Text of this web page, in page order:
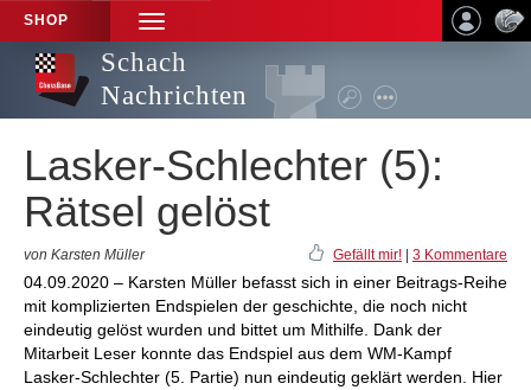
SHOP
TOGGLE
NAVIGATION
Schach
Nachrichten
Lasker-Schlechter (5):
Rätsel gelöst
von Karsten Müller Gefällt mir! 3 Kommentare
04.09.2020 – Karsten Müller befasst sich in einer Beitrags-Reihe
mit komplizierten Endspielen der geschichte, die noch nicht
eindeutig gelöst wurden und bittet um Mithilfe. Dank der
Mitarbeit Leser konnte das Endspiel aus dem WM-Kampf
Lasker-Schlechter (5. Partie) nun eindeutig geklärt werden. Hier